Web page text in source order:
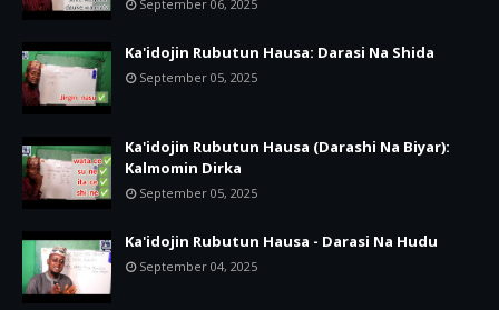
September 06, 2025
Ka'idojin Rubutun Hausa: Darasi Na Shida
September 05, 2025
Ka'idojin Rubutun Hausa (Darashi Na Biyar):
Kalmomin Dirka
September 05, 2025
Ka'idojin Rubutun Hausa - Darasi Na Hudu
September 04, 2025